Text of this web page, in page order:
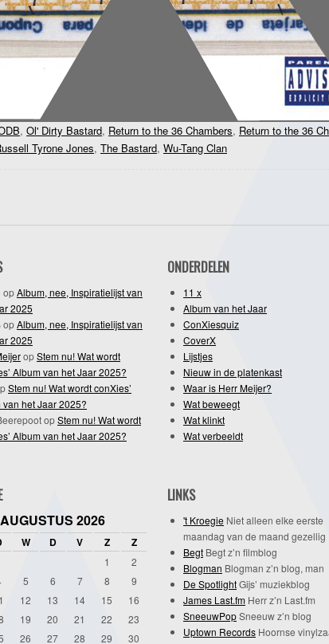
, Ol' Dirty Bastard, Return to the 36 Chambers, Return to the 36
Tyrone Jones, The Bastard, Wu-Tang Clan
opAlbum, nee, Inspiratielijst van
2025
opAlbum, nee, Inspiratielijst van
2025
opStem nu! Wat wordt
Album van het Jaar 2025?
Stem nu! Wat wordt conXies’
van het Jaar 2025?
opStem nu! Wat wordt
Album van het Jaar 2025?
ONDERDELEN
11 x
Album van het Jaar
ConXiesquiz
CoverX
Lijstjes
Nieuw in de platenkast
Waar is Herr Meijer?
Wat beweegt
Wat klinkt
Wat verbeeldt
AUGUSTUS 2026
W D V Z Z
1
2
5 6 7 8
9
12 13 14 15
16
19 20 21 22
23
26 27 28 29 30
LINKS
't Kroegie Niet alleen elke eerste
maandag van de maand gezellig
Begt Begt z’n filmblog
Blogman Blogman z’n blog, man
De SpotlightGijs’ muziekblog
James Last.fm Herr z’n Last.fm
SneeuwPopSneeuw z’n blog
Uptown Records Hoornse